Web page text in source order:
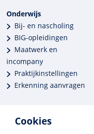
Cookies
Onderwijs
Bij- en nascholing
BIG-opleidingen
Maatwerk en
incompany
Praktijkinstellingen
Erkenning aanvragen